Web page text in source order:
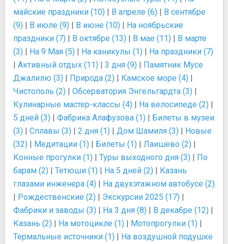
майские праздники (10) | В апреле (6) | В сентябре
(9) | В июле (9) | В июне (10) | На ноябрьские
праздники (7) | В октябре (13) | В мае (11) | В марте
(3) | На 9 Мая (5) | На каникулы (1) | На праздники (7)
| Активный отдых (11) | 3 дня (9) | Памятник Мусе
Джалилю (3) | Природа (2) | Камское море (4) |
Чистополь (2) | Обсерватория Энгельгардта (3) |
Кулинарные мастер-классы (4) | На велосипеде (2) |
5 дней (3) | Фабрика Алафузова (1) | Билеты в музеи
(3) | Сплавы (3) | 2 дня (1) | Дом Шамиля (3) | Новые
(32) | Медитации (1) | Билеты (1) | Лаишево (2) |
Конные прогулки (1) | Туры выходного дня (3) | По
барам (2) | Тетюши (1) | На 5 дней (2) | Казань
глазами инженера (4) | На двухэтажном автобусе (2)
| Рождественские (2) | Экскурсии 2025 (17) |
Фабрики и заводы (3) | На 3 дня (8) | В декабре (12) |
Казань (2) | На мотоцикле (1) | Мотопрогулки (1) |
Термальные источники (1) | На воздушной подушке